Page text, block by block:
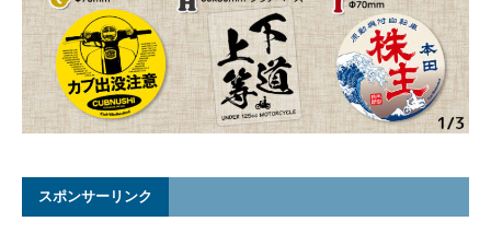
スポンサーリンク